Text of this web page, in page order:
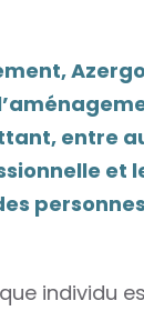
entre
et
chaque